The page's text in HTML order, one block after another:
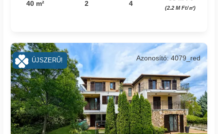
40 m² 2 4
(2.2 M Ft/㎡)
Azonosító: 4079_red
ÚJSZERŰ!